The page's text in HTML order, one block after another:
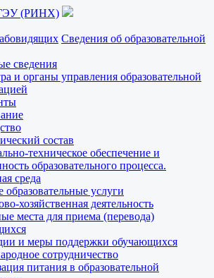
(РИНХ)
Сведения об образовательной
сведения
и органы управления образовательной
состав
техническое обеспечение и
образовательного процесса.
среда
услуги
хозяйственная деятельность
места для приема (перевода)
и меры поддержки обучающихся
сотрудничество
питания в образовательной